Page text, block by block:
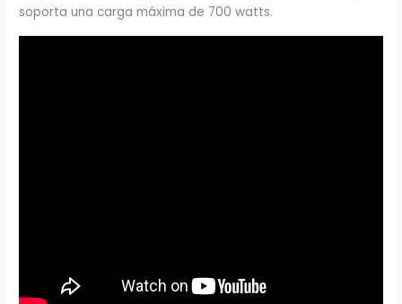
soporta una carga máxima de 700 watts.